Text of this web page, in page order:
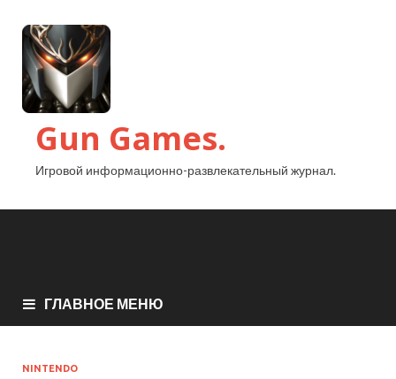
Gun Games.
Игровой информационно-развлекательный журнал.
ГЛАВНОЕ МЕНЮ
NINTENDO